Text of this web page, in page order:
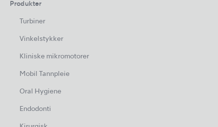
Produkter
Turbiner
Vinkelstykker
Kliniske mikromotorer
Mobil Tannpleie
Oral Hygiene
Endodonti